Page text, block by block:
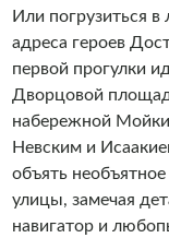
Или погрузиться
адреса героев
первой прогулки
Дворцовой
набережной
Невским и
объять
улицы, замечая
навигатор и